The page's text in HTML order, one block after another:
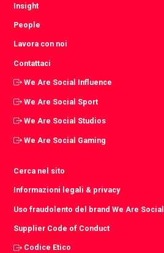
Insight
People
Lavora con noi
Contattaci
We Are Social Influence
We Are Social Sport
We Are Social Studios
We Are Social Gaming
Cerca nel sito
Informazioni legali & privacy
Uso fraudolento del brand We Are Social
Supplier Code of Conduct
Codice Etico